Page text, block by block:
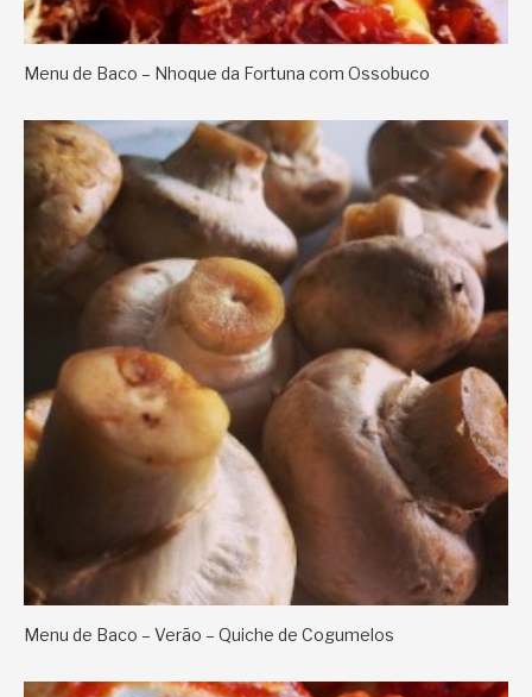
Menu de Baco – Nhoque da Fortuna com Ossobuco
Menu de Baco – Verão – Quiche de Cogumelos